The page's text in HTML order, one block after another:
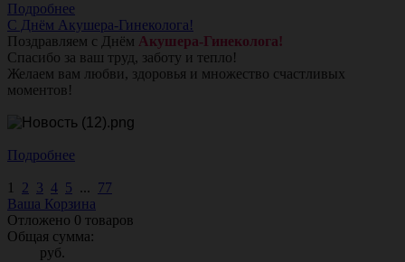
Подробнее
С Днём Акушера-Гинеколога!
Поздравляем с Днём Акушера-Гинеколога!
Спасибо за ваш труд, заботу и тепло!
Желаем вам любви, здоровья и множество счастливых
моментов!
Подробнее
1 2 3 4 5 ... 77
Ваша Корзина
Отложено 0 товаров
Общая сумма:
руб.